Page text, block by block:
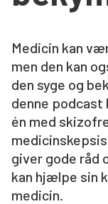
Støt os
Søg
Medicin kan
men den kan
den syge og
denne podcast
én med
giver gode råd
kan hjælpe sin
medicin.